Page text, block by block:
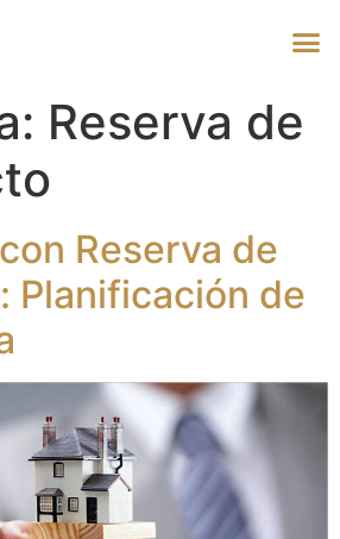
Reserva de
Reserva de
Planificación de